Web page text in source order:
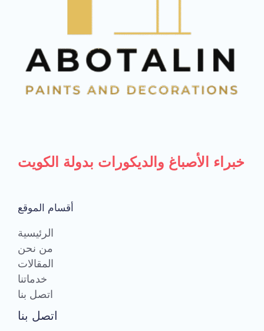
خبراء الأصباغ والديكورات بدولة الكويت
أقسام الموقع
الرئيسية
من نحن
المقالات
خدماتنا
اتصل بنا
اتصل بنا